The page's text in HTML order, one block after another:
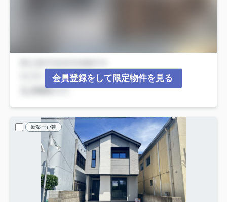
会員登録をして限定物件を見る
新築一戸建